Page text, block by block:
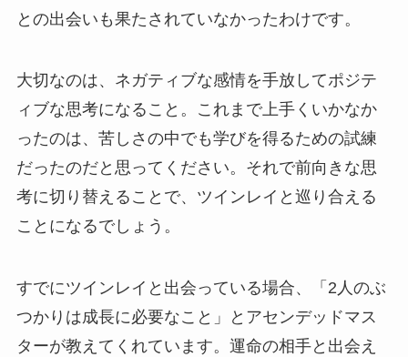
との出会いも果たされていなかったわけです。
大切なのは、ネガティブな感情を手放してポジテ
ィブな思考になること。これまで上手くいかなか
ったのは、苦しさの中でも学びを得るための試練
だったのだと思ってください。それで前向きな思
考に切り替えることで、ツインレイと巡り合える
ことになるでしょう。
すでにツインレイと出会っている場合、「2人のぶ
つかりは成長に必要なこと」とアセンデッドマス
ターが教えてくれています。運命の相手と出会え